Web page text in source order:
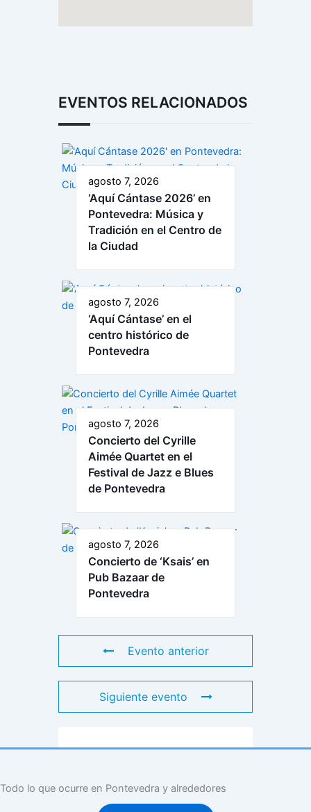
EVENTOS RELACIONADOS
agosto 7, 2026
‘Aquí Cántase 2026’ en
Pontevedra: Música y
Tradición en el Centro de
la Ciudad
agosto 7, 2026
‘Aquí Cántase’ en el
centro histórico de
Pontevedra
agosto 7, 2026
Concierto del Cyrille
Aimée Quartet en el
Festival de Jazz e Blues
de Pontevedra
agosto 7, 2026
Concierto de ‘Ksais’ en
Pub Bazaar de
Pontevedra
Evento anterior
Siguiente evento
Todo lo que ocurre en Pontevedra y alrededores